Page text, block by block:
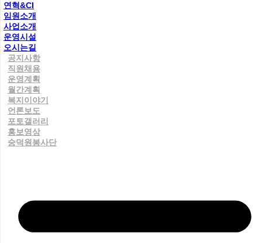
연혁&CI
임원소개
사업소개
운영시설
오시는길
공지사항
직원채용
운영계획
월간계획
복지이야기
언론보도
포토갤러리
홍보영상
숭덕원봉사단